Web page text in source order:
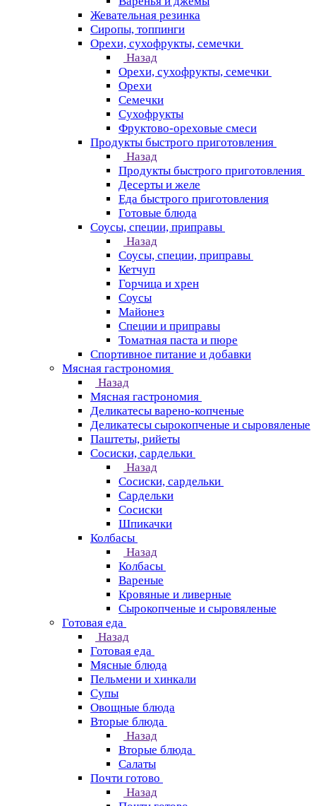
Жевательная резинка
Сиропы, топпинги
Орехи, сухофрукты, семечки
Назад
Орехи, сухофрукты, семечки
Орехи
Семечки
Сухофрукты
Фруктово-ореховые смеси
Продукты быстрого приготовления
Назад
Продукты быстрого приготовления
Десерты и желе
Еда быстрого приготовления
Готовые блюда
Соусы, специи, приправы
Назад
Соусы, специи, приправы
Кетчуп
Горчица и хрен
Соусы
Майонез
Специи и приправы
Томатная паста и пюре
Спортивное питание и добавки
Мясная гастрономия
Назад
Мясная гастрономия
Деликатесы варено-копченые
Деликатесы сырокопченые и сыровяленые
Паштеты, рийеты
Сосиски, сардельки
Назад
Сосиски, сардельки
Сардельки
Сосиски
Шпикачки
Колбасы
Назад
Колбасы
Вареные
Кровяные и ливерные
Сырокопченые и сыровяленые
Готовая еда
Назад
Готовая еда
Мясные блюда
Пельмени и хинкали
Супы
Овощные блюда
Вторые блюда
Назад
Вторые блюда
Салаты
Почти готово
Назад